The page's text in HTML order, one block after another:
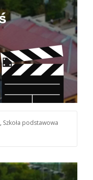
, Szkoła podstawowa